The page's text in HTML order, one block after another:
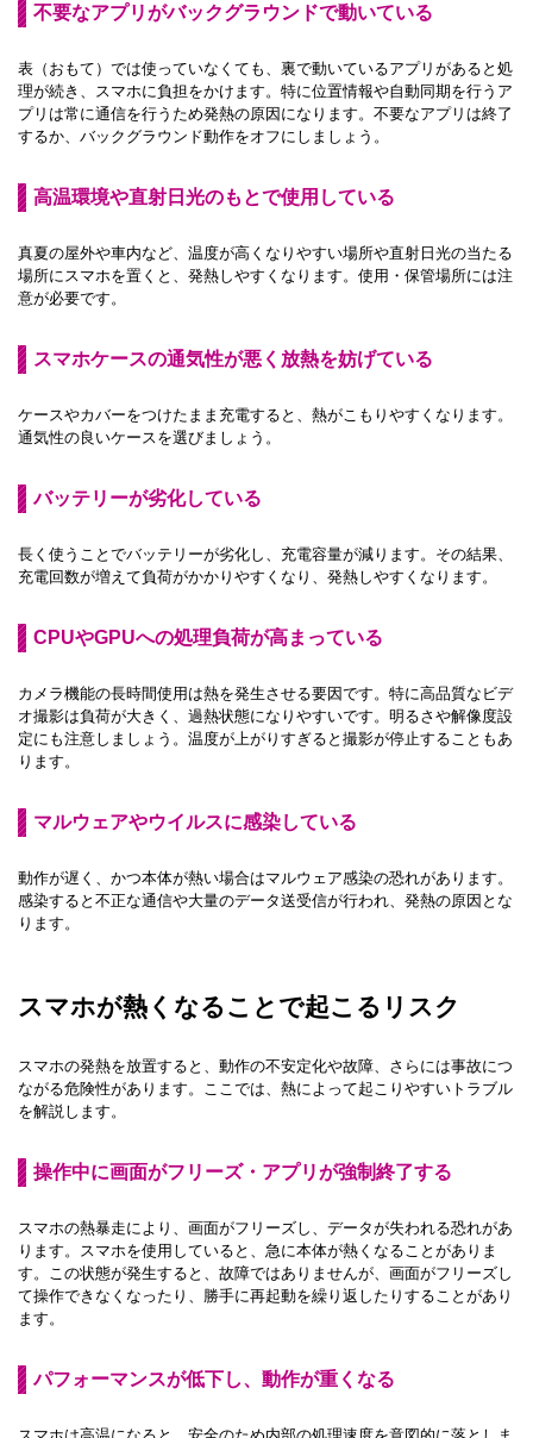
不要なアプリがバックグラウンドで動いている
表（おもて）では使っていなくても、裏で動いているアプリがあると処
理が続き、スマホに負担をかけます。特に位置情報や自動同期を行うア
プリは常に通信を行うため発熱の原因になります。不要なアプリは終了
するか、バックグラウンド動作をオフにしましょう。
高温環境や直射日光のもとで使用している
真夏の屋外や車内など、温度が高くなりやすい場所や直射日光の当たる
場所にスマホを置くと、発熱しやすくなります。使用・保管場所には注
意が必要です。
スマホケースの通気性が悪く放熱を妨げている
ケースやカバーをつけたまま充電すると、熱がこもりやすくなります。
通気性の良いケースを選びましょう。
バッテリーが劣化している
長く使うことでバッテリーが劣化し、充電容量が減ります。その結果、
充電回数が増えて負荷がかかりやすくなり、発熱しやすくなります。
CPUやGPUへの処理負荷が高まっている
カメラ機能の長時間使用は熱を発生させる要因です。特に高品質なビデ
オ撮影は負荷が大きく、過熱状態になりやすいです。明るさや解像度設
定にも注意しましょう。温度が上がりすぎると撮影が停止することもあ
ります。
マルウェアやウイルスに感染している
動作が遅く、かつ本体が熱い場合はマルウェア感染の恐れがあります。
感染すると不正な通信や大量のデータ送受信が行われ、発熱の原因とな
ります。
スマホが熱くなることで起こるリスク
スマホの発熱を放置すると、動作の不安定化や故障、さらには事故につ
ながる危険性があります。ここでは、熱によって起こりやすいトラブル
を解説します。
操作中に画面がフリーズ・アプリが強制終了する
スマホの熱暴走により、画面がフリーズし、データが失われる恐れがあ
ります。スマホを使用していると、急に本体が熱くなることがありま
す。この状態が発生すると、故障ではありませんが、画面がフリーズし
て操作できなくなったり、勝手に再起動を繰り返したりすることがあり
ます。
パフォーマンスが低下し、動作が重くなる